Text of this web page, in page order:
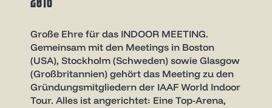
Große Ehre für das INDOOR MEETING.
Gemeinsam mit den Meetings in Boston
(USA), Stockholm (Schweden) sowie Glasgow
(Großbritannien) gehört das Meeting zu den
Gründungsmitgliedern der IAAF World Indoor
Tour. Alles ist angerichtet: Eine Top-Arena,